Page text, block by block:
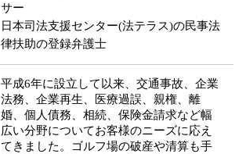
サー
日本司法支援センター(法テラス)の民事法
律扶助の登録弁護士
平成6年に設立して以来、交通事故、企業
法務、企業再生、医療過誤、親権、離
婚、個人債務、相続、保険金請求など幅
広い分野についてお客様のニーズに応え
てきました。ゴルフ場の破産や清算も手